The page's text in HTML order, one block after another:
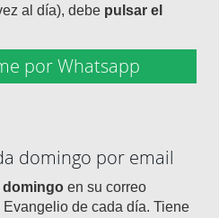
al día), debe pulsar el
por Whatsapp
domingo por email
domingo en su correo
de cada día. Tiene